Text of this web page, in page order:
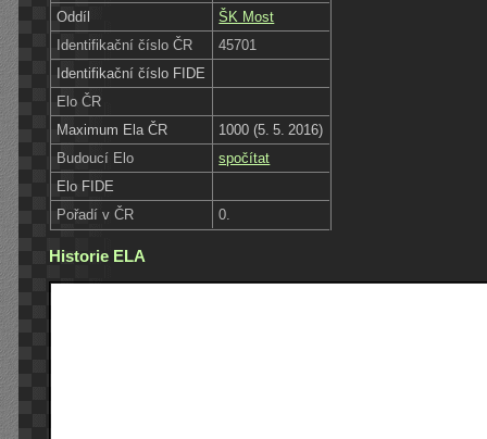
Oddíl
ŠK Most
Identifikační číslo ČR
45701
Identifikační číslo FIDE
Elo ČR
Maximum Ela ČR
1000 (5. 5. 2016)
Budoucí Elo
spočítat
Elo FIDE
Pořadí v ČR
0.
Historie ELA